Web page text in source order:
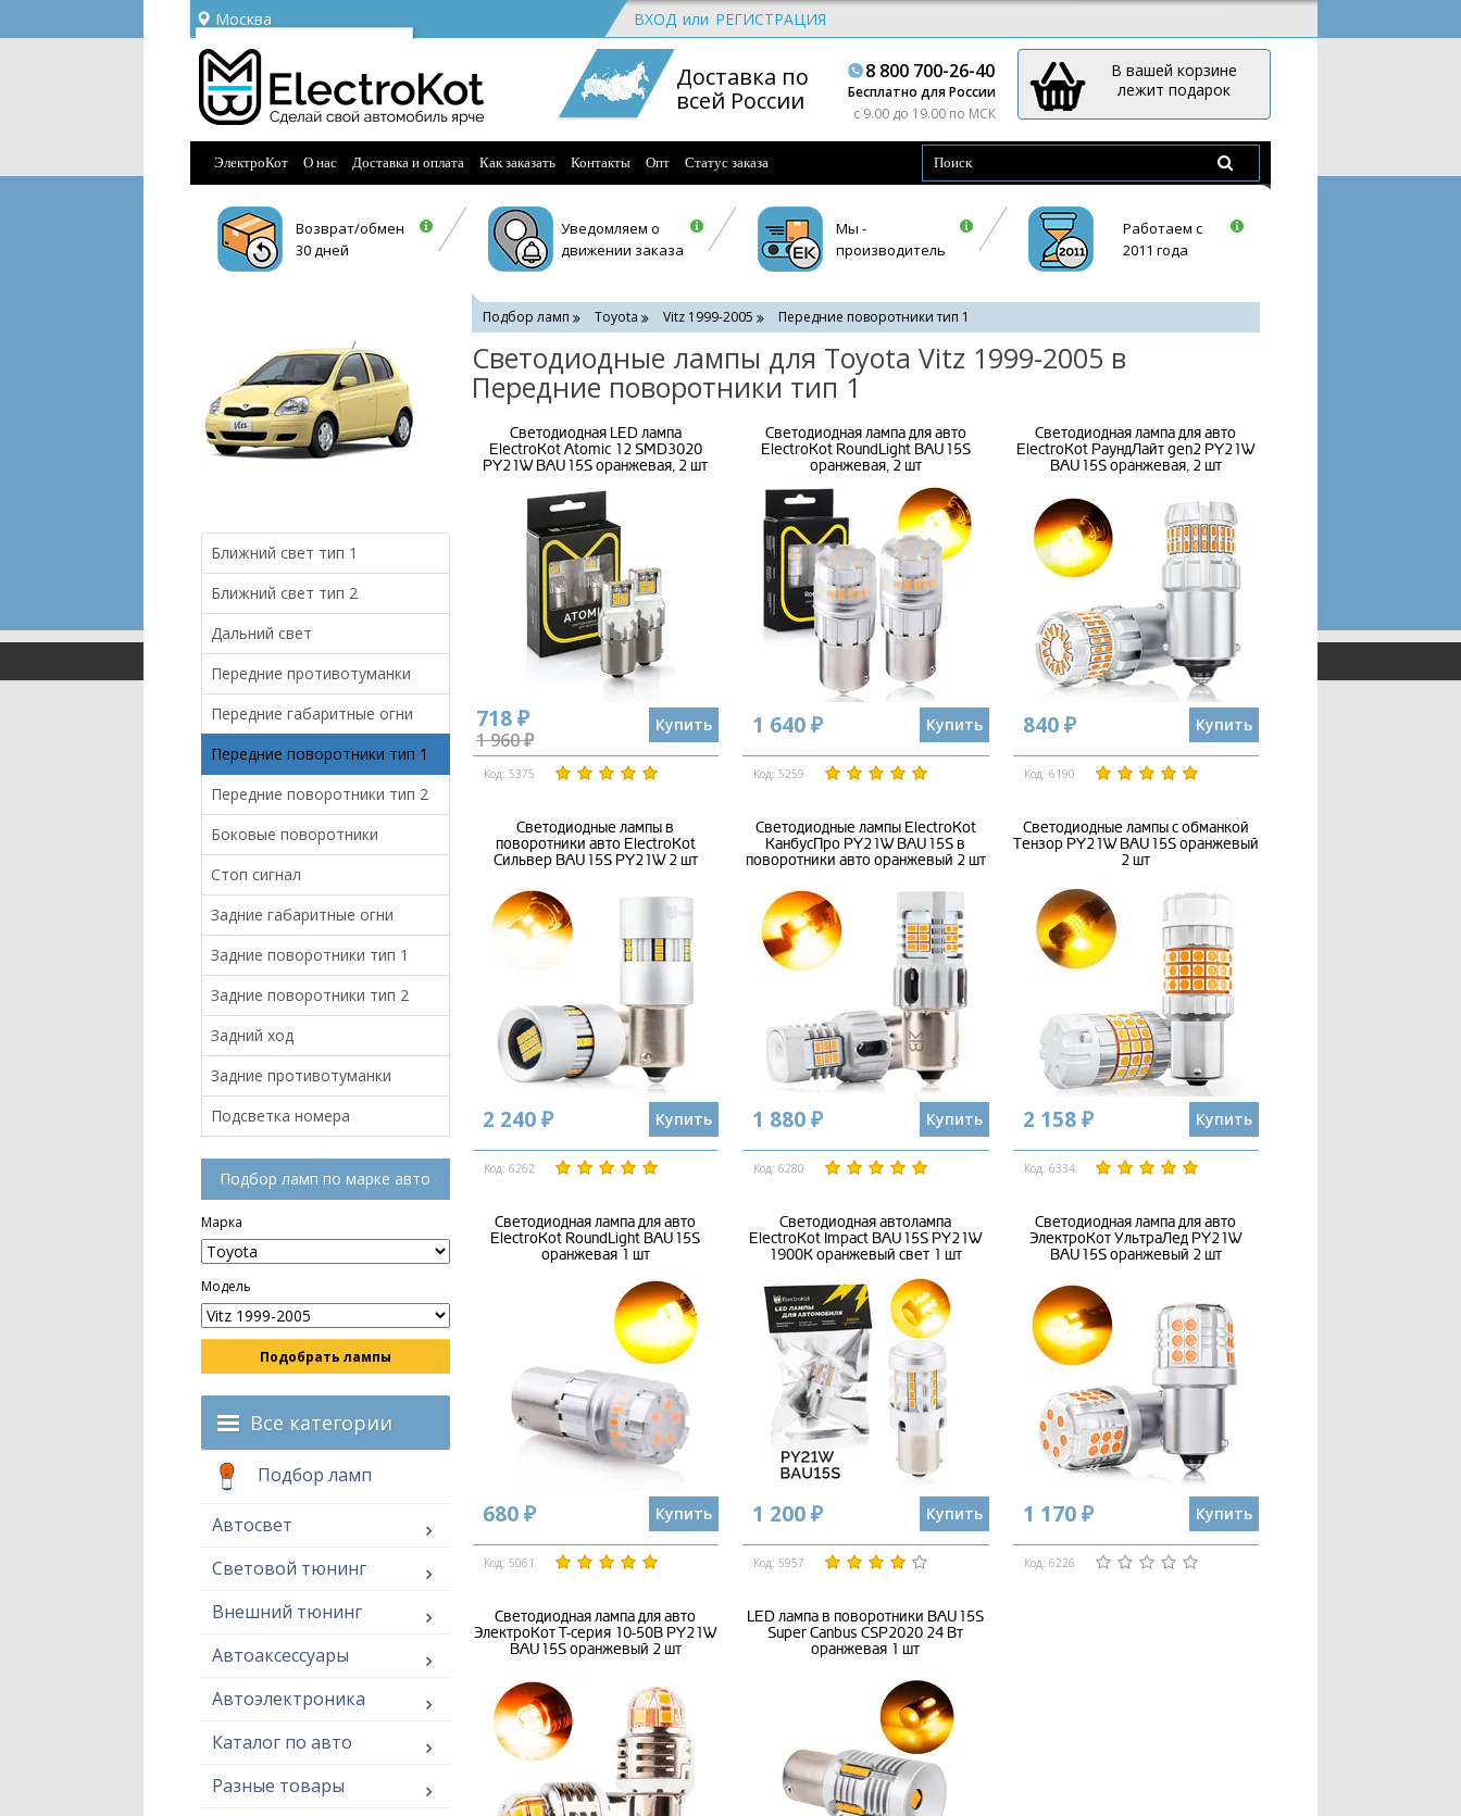
Москва
Ваш город —
Угадали?
ВХОД или РЕГИСТРАЦИЯ
Доставка по
всей России
8 800 700-26-40
Бесплатно для России
c 9.00 до 19.00 по МСК
В вашей корзине
лежит подарок
ЭлектроКот О нас Доставка и оплата Как заказать Контакты Опт Статус заказа
Возврат/обмен
30 дней
Уведомляем о
движении заказа
Мы -
производитель
Работаем с
2011 года
Ближний свет тип 1
Ближний свет тип 2
Дальний свет
Передние противотуманки
Передние габаритные огни
Передние поворотники тип 1
Передние поворотники тип 2
Боковые поворотники
Стоп сигнал
Задние габаритные огни
Задние поворотники тип 1
Задние поворотники тип 2
Задний ход
Задние противотуманки
Подсветка номера
Подбор ламп по марке авто
Марка
Модель
Подобрать лампы
Все категории
Подбор ламп
Автосвет
Световой тюнинг
Внешний тюнинг
Автоаксессуары
Автоэлектроника
Каталог по авто
Разные товары
Подбор ламп Toyota Vitz 1999-2005 Передние поворотники тип 1
Светодиодные лампы для Toyota Vitz 1999-2005 в
Передние поворотники тип 1
Светодиодная LED лампа
ElectroKot Atomic 12 SMD3020
PY21W BAU15S оранжевая, 2 шт
718 ₽
1 960 ₽
Купить
Код: 5375
Светодиодная лампа для авто
ElectroKot RoundLight BAU15S
оранжевая, 2 шт
1 640 ₽ Купить
Код: 5259
Светодиодная лампа для авто
ElectroKot РаундЛайт gen2 PY21W
BAU15S оранжевая, 2 шт
840 ₽ Купить
Код: 6190
Светодиодные лампы в
поворотники авто ElectroKot
Сильвер BAU15S PY21W 2 шт
2 240 ₽ Купить
Код: 6262
Светодиодные лампы ElectroKot
КанбусПро PY21W BAU15S в
поворотники авто оранжевый 2 шт
1 880 ₽ Купить
Код: 6280
Светодиодные лампы с обманкой
Тензор PY21W BAU15S оранжевый
2 шт
2 158 ₽ Купить
Код: 6334
Светодиодная лампа для авто
ElectroKot RoundLight BAU15S
оранжевая 1 шт
680 ₽ Купить
Код: 5061
Светодиодная автолампа
ElectroKot Impact BAU15S PY21W
1900K оранжевый свет 1 шт
1 200 ₽ Купить
Код: 5957
Светодиодная лампа для авто
ЭлектроКот УльтраЛед PY21W
BAU15S оранжевый 2 шт
1 170 ₽ Купить
Код: 6226
Светодиодная лампа для авто
ЭлектроКот Т-серия 10-50В PY21W
BAU15S оранжевый 2 шт
LED лампа в поворотники BAU15S
Super Canbus CSP2020 24 Вт
оранжевая 1 шт